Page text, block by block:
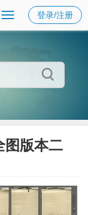
登录/注册
图版本二